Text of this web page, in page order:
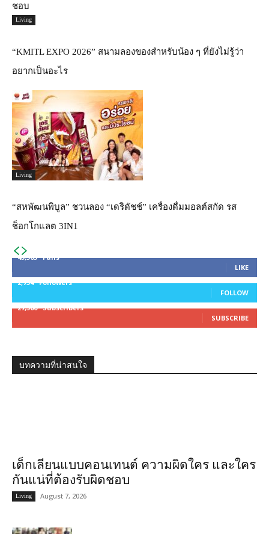
ชอบ
Living
“KMITL EXPO 2026” สนามลองของสำหรับน้อง ๆ ที่ยังไม่รู้ว่า
อยากเป็นอะไร
Living
“สหพัฒนพิบูล” ชวนลอง “เดริดัชช์” เครื่องดื่มมอลต์สกัด รส
ช็อกโกแลต 3IN1
45,305 Fans
LIKE
2,754
Followers
FOLLOW
27,500
Subscribers
SUBSCRIBE
บทความที่น่าสนใจ
เด็กเลียนแบบคอนเทนต์ ความผิดใคร และใคร
กันแน่ที่ต้องรับผิดชอบ
Living August 7, 2026